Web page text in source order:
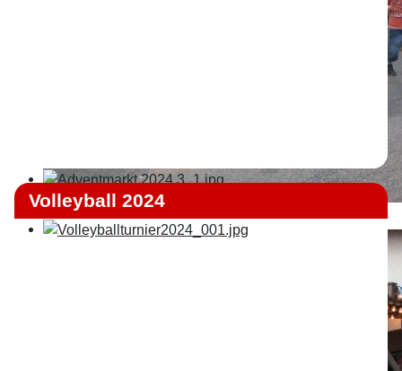
Volleyball 2024